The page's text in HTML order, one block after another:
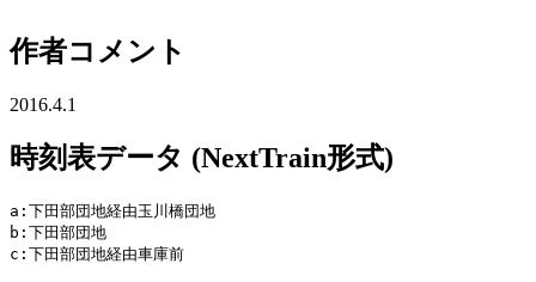
作者コメント
2016.4.1
時刻表データ (NextTrain形式)
a:下田部団地経由玉川橋団地
b:下田部団地
c:下田部団地経由車庫前